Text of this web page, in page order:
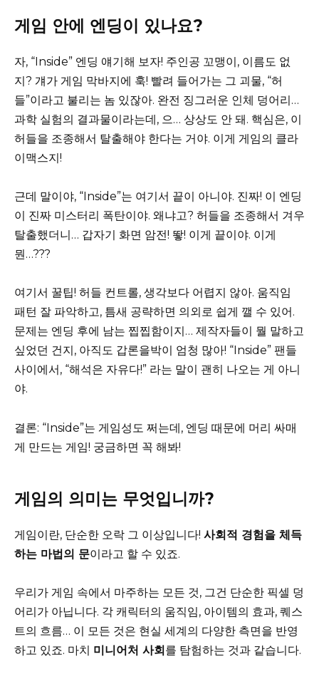
게임 안에 엔딩이 있나요?
자, “Inside” 엔딩 얘기해 보자! 주인공 꼬맹이, 이름도 없
지? 걔가 게임 막바지에 훅! 빨려 들어가는 그 괴물, “허
들”이라고 불리는 놈 있잖아. 완전 징그러운 인체 덩어리…
과학 실험의 결과물이라는데, 으… 상상도 안 돼. 핵심은, 이
허들을 조종해서 탈출해야 한다는 거야. 이게 게임의 클라
이맥스지!
근데 말이야, “Inside”는 여기서 끝이 아니야. 진짜! 이 엔딩
이 진짜 미스터리 폭탄이야. 왜냐고? 허들을 조종해서 겨우
탈출했더니… 갑자기 화면 암전! 뙇! 이게 끝이야. 이게
뭔…???
여기서 꿀팁! 허들 컨트롤, 생각보다 어렵지 않아. 움직임
패턴 잘 파악하고, 틈새 공략하면 의외로 쉽게 깰 수 있어.
문제는 엔딩 후에 남는 찝찝함이지… 제작자들이 뭘 말하고
싶었던 건지, 아직도 갑론을박이 엄청 많아! “Inside” 팬들
사이에서, “해석은 자유다!” 라는 말이 괜히 나오는 게 아니
야.
결론: “Inside”는 게임성도 쩌는데, 엔딩 때문에 머리 싸매
게 만드는 게임! 궁금하면 꼭 해봐!
게임의 의미는 무엇입니까?
게임이란, 단순한 오락 그 이상입니다! 사회적 경험을 체득
하는 마법의 문이라고 할 수 있죠.
우리가 게임 속에서 마주하는 모든 것, 그건 단순한 픽셀 덩
어리가 아닙니다. 각 캐릭터의 움직임, 아이템의 효과, 퀘스
트의 흐름… 이 모든 것은 현실 세계의 다양한 측면을 반영
하고 있죠. 마치 미니어처 사회를 탐험하는 것과 같습니다.